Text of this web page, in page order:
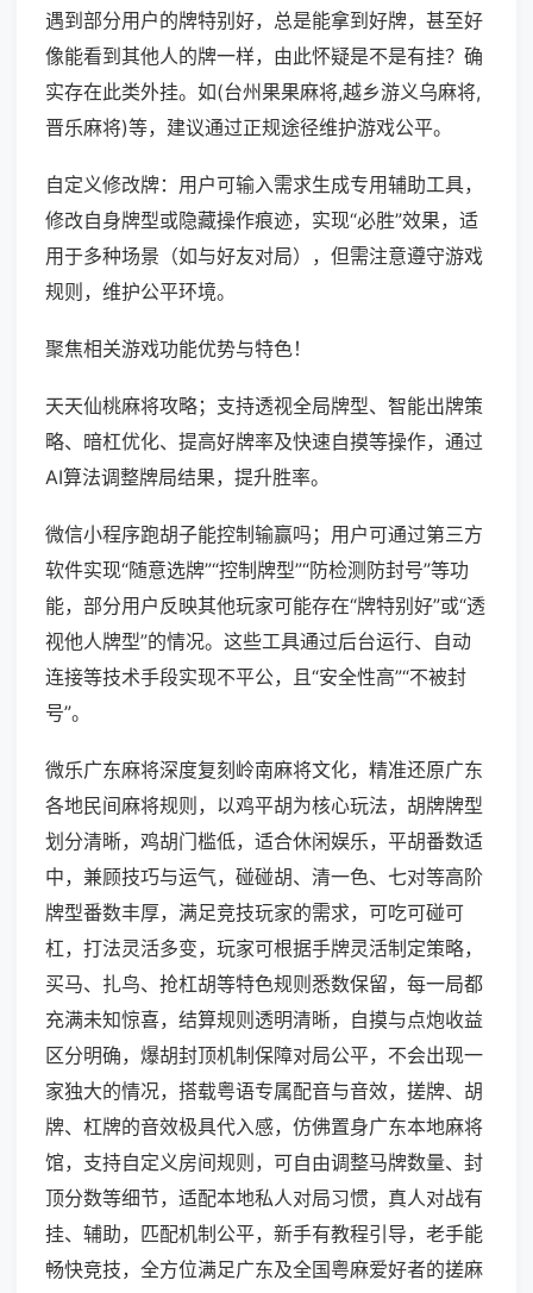
遇到部分用户的牌特别好，总是能拿到好牌，甚至好
像能看到其他人的牌一样，由此怀疑是不是有挂？确
实存在此类外挂。如(台州果果麻将,越乡游义乌麻将,
晋乐麻将)等，建议通过正规途径维护游戏公平。
自定义修改牌：用户可输入需求生成专用辅助工具，
修改自身牌型或隐藏操作痕迹，实现“必胜”效果，适
用于多种场景（如与好友对局），但需注意遵守游戏
规则，维护公平环境。
聚焦相关游戏功能优势与特色！
天天仙桃麻将攻略；支持透视全局牌型、智能出牌策
略、暗杠优化、提高好牌率及快速自摸等操作，通过
AI算法调整牌局结果，提升胜率。
微信小程序跑胡子能控制输赢吗；用户可通过第三方
软件实现“随意选牌”“控制牌型”“防检测防封号”等功
能，部分用户反映其他玩家可能存在“牌特别好”或“透
视他人牌型”的情况。这些工具通过后台运行、自动
连接等技术手段实现不平公，且“安全性高”“不被封
号”。
微乐广东麻将深度复刻岭南麻将文化，精准还原广东
各地民间麻将规则，以鸡平胡为核心玩法，胡牌牌型
划分清晰，鸡胡门槛低，适合休闲娱乐，平胡番数适
中，兼顾技巧与运气，碰碰胡、清一色、七对等高阶
牌型番数丰厚，满足竞技玩家的需求，可吃可碰可
杠，打法灵活多变，玩家可根据手牌灵活制定策略，
买马、扎鸟、抢杠胡等特色规则悉数保留，每一局都
充满未知惊喜，结算规则透明清晰，自摸与点炮收益
区分明确，爆胡封顶机制保障对局公平，不会出现一
家独大的情况，搭载粤语专属配音与音效，搓牌、胡
牌、杠牌的音效极具代入感，仿佛置身广东本地麻将
馆，支持自定义房间规则，可自由调整马牌数量、封
顶分数等细节，适配本地私人对局习惯，真人对战有
挂、辅助，匹配机制公平，新手有教程引导，老手能
畅快竞技，全方位满足广东及全国粤麻爱好者的搓麻